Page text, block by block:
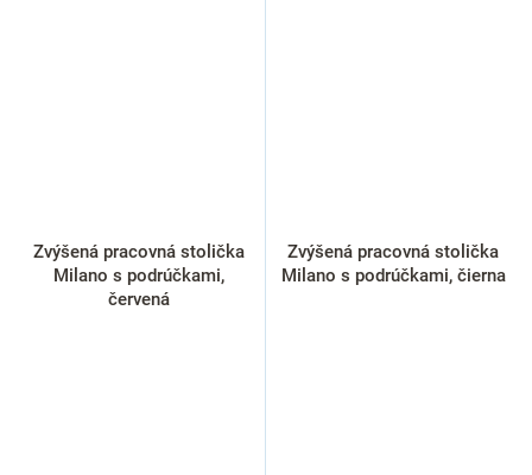
Zvýšená pracovná stolička
Milano s podrúčkami,
červená
Zvýšená pracovná stolička
Milano s podrúčkami, čierna